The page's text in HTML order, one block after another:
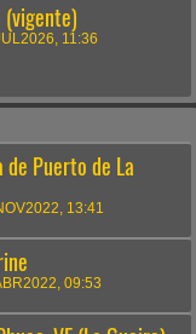
(vigente)
11:36
de Puerto de La
13:41
09:53